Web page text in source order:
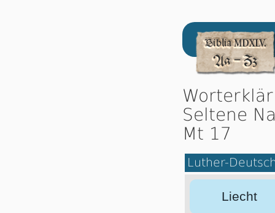
Seltene
Mt 17
Luther-
Liecht